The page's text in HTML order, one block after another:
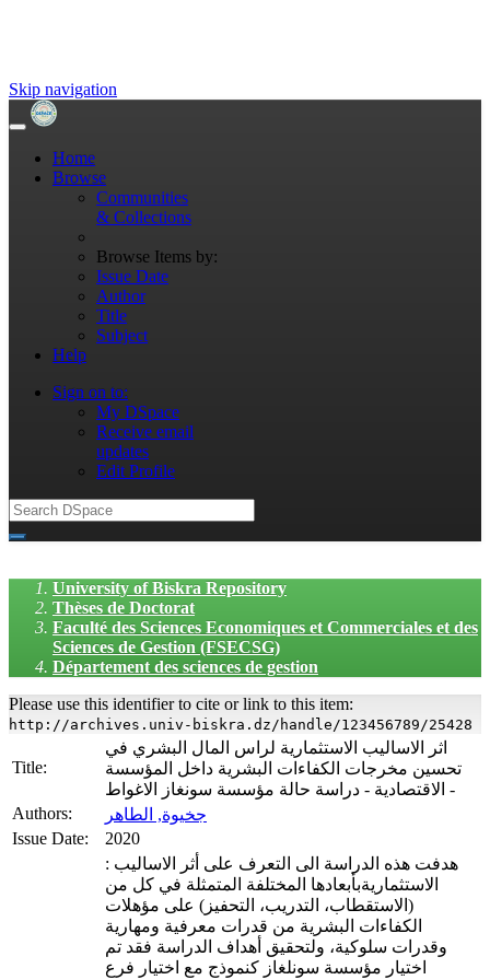
Skip navigation
Home
Browse
Communities
& Collections
Browse Items by:
Issue Date
Author
Title
Subject
Help
Sign on to:
My DSpace
Receive email
updates
Edit Profile
University of Biskra Repository
Thèses de Doctorat
Faculté des Sciences Economiques et Commerciales et des
Sciences de Gestion (FSECSG)
Département des sciences de gestion
Please use this identifier to cite or link to this item:
http://archives.univ-biskra.dz/handle/123456789/25428
Title:
اثر الاساليب الاستثمارية لراس المال البشري في
تحسين مخرجات الكفاءات البشرية داخل المؤسسة
الاقتصادية - دراسة حالة مؤسسة سونغاز الاغواط -
Authors:
جخيوة, الطاهر
Issue Date:
2020
: هدفت هذه الدراسة الى التعرف على أثر الاساليب
الاستثماريةبأبعادها المختلفة المتمثلة في كل من
(الاستقطاب، التدريب، التحفيز) على مؤهلات
الكفاءات البشرية من قدرات معرفية ومهارية
وقدرات سلوكية، ولتحقيق أهداف الدراسة فقد تم
اختيار مؤسسة سونلغاز كنموذج مع اختيار فرع